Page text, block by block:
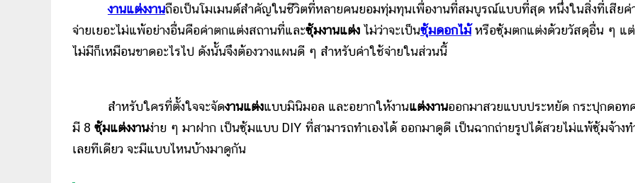
งานแต่งงานถือเป็นโมเมนต์สำคัญในชีวิตที่หลายคนยอมทุ่มทุนเพื่องานที่สมบูรณ์แบบที่สุด หนึ่งในสิ่งที่เสียค่
จ่ายเยอะไม่แพ้อย่างอื่นคือค่าตกแต่งสถานที่และซุ้มงานแต่ง ไม่ว่าจะเป็นซุ้มดอกไม้หรือซุ้มตกแต่งด้วยวัสดุอื่น ๆ แ
ไม่มีก็เหมือนขาดอะไรไป ดังนั้นจึงต้องวางแผนดี ๆ สำหรับค่าใช้จ่ายในส่วนนี้
สำหรับใครที่ตั้งใจจะจัดงานแต่งแบบมินิมอล และอยากให้งานแต่งงานออกมาสวยแบบประหยัด กระปุกดอท
มี 8 ซุ้มแต่งงานง่าย ๆ มาฝาก เป็นซุ้มแบบ DIY ที่สามารถทำเองได้ ออกมาดูดี เป็นฉากถ่ายรูปได้สวยไม่แพ้ซุ้มจ้างท
เลยทีเดียว จะมีแบบไหนบ้างมาดูกัน